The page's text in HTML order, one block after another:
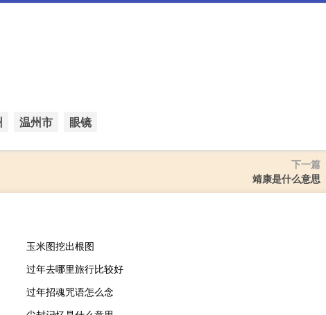
温州市 眼镜
下一篇
靖康是什么意思
玉米图挖出根图
过年去哪里旅行比较好
过年招魂咒语怎么念